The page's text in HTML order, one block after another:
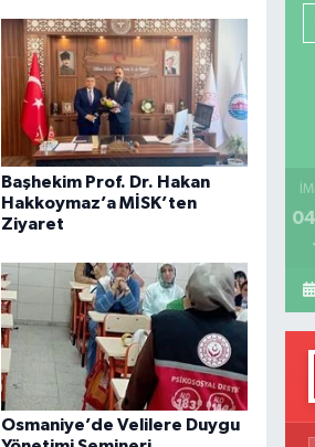
Başhekim Prof. Dr. Hakan
Hakkoymaz’a MİSK’ten
Ziyaret
Osmaniye’de Velilere Duygu